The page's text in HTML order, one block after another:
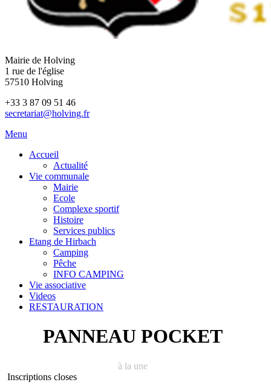
Mairie de Holving
1 rue de l'église
57510 Holving
+33 3 87 09 51 46
secretariat@holving.fr
Menu
Accueil
Actualité
Vie communale
Mairie
Ecole
Complexe sportif
Histoire
Services publics
Etang de Hirbach
Camping
Pêche
INFO CAMPING
Vie associative
Videos
RESTAURATION
PANNEAU POCKET
à la une
Inscriptions closes